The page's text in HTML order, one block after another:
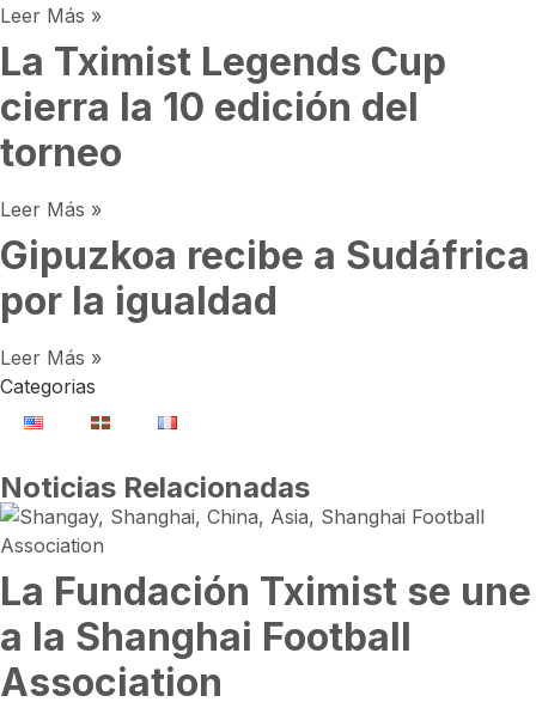
Leer Más »
La Tximist Legends Cup
cierra la 10 edición del
torneo
Leer Más »
Gipuzkoa recibe a Sudáfrica
por la igualdad
Leer Más »
Categorias
Noticias Relacionadas
La Fundación Tximist se une
a la Shanghai Football
Association